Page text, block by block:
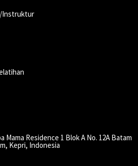
Instruktur
Mama Residence 1 Blok A No. 12A Batam
Kepri, Indonesia